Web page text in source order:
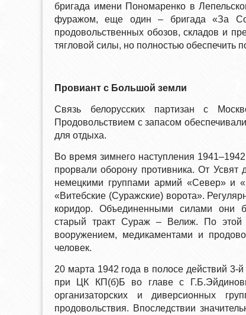
бригада имени Пономаренко в
фуражом, еще один – бригада «За
продовольственных обозов, складов и
тягловой силы, но полностью обеспечить
Провиант с Большой земли
Связь белорусских партизан с
Продовольствием с запасом
для отдыха.
Во время зимнего наступления
прорвали оборону противника. От
немецкими группами армий «Север» и
«Витебские (Суражские) ворота».
коридор. Объединенными силами они
старый тракт Сураж – Велиж. По
вооружением, медикаментами и
человек.
20 марта 1942 года в полосе действий 3-
при ЦК КП(б)Б во главе с
организаторских и диверсионных
продовольствия. Впоследствии